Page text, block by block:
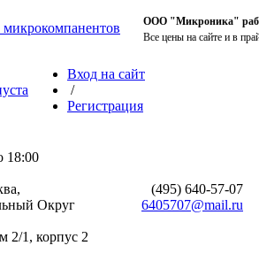
ООО "Микроника"
Все цены на сайте и в
Вход на сайт
/
Регистрация
18:00
Округ
2/1, корпус 2
(495) 640-57-07
6405707@mail.ru